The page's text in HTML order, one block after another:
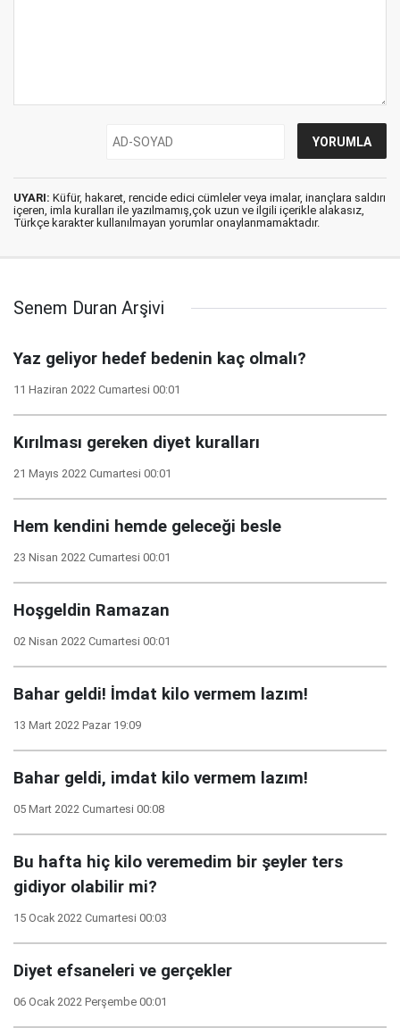
UYARI: Küfür, hakaret, rencide edici cümleler veya imalar, inançlara saldırı
içeren, imla kuralları ile yazılmamış,çok uzun ve ilgili içerikle alakasız,
Türkçe karakter kullanılmayan yorumlar onaylanmamaktadır.
Senem Duran Arşivi
Yaz geliyor hedef bedenin kaç olmalı?
11 Haziran 2022 Cumartesi 00:01
Kırılması gereken diyet kuralları
21 Mayıs 2022 Cumartesi 00:01
Hem kendini hemde geleceği besle
23 Nisan 2022 Cumartesi 00:01
Hoşgeldin Ramazan
02 Nisan 2022 Cumartesi 00:01
Bahar geldi! İmdat kilo vermem lazım!
13 Mart 2022 Pazar 19:09
Bahar geldi, imdat kilo vermem lazım!
05 Mart 2022 Cumartesi 00:08
Bu hafta hiç kilo veremedim bir şeyler ters
gidiyor olabilir mi?
15 Ocak 2022 Cumartesi 00:03
Diyet efsaneleri ve gerçekler
06 Ocak 2022 Perşembe 00:01